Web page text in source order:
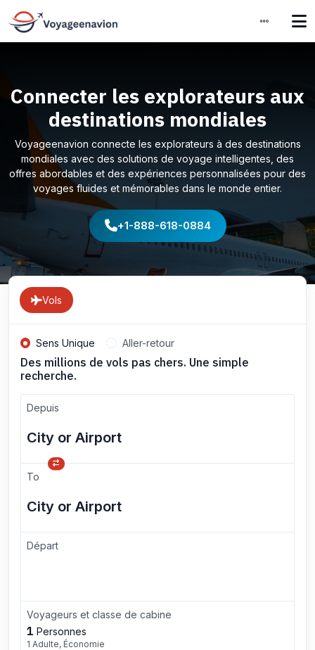
Connecter les explorateurs aux
destinations mondiales
Voyageenavion connecte les explorateurs à des destinations
mondiales avec des solutions de voyage intelligentes, des
offres abordables et des expériences personnalisées pour des
voyages fluides et mémorables dans le monde entier.
+1-888-618-0884
Vols
Sens Unique Aller-retour
Des millions de vols pas chers. Une simple
recherche.
Depuis
To
Départ
Voyageurs et classe de cabine
1 Personnes
1 Adulte, Économie